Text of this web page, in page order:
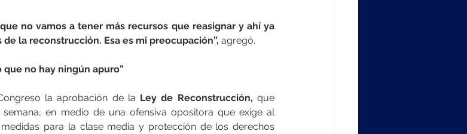
no vamos a tener más recursos que reasignar y ahí ya
la reconstrucción. Esa es mi preocupación”, agregó.
que no hay ningún apuro”
la aprobación de la Ley de Reconstrucción, que
en medio de una ofensiva opositora que exige al
para la clase media y protección de los derechos